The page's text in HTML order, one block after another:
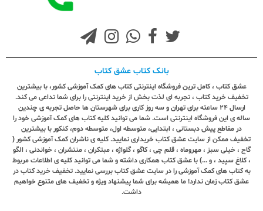
بانک کتاب عشق کتاب
عشق کتاب ، کامل ترین فروشگاه اینترنتی کتاب های کمک آموزشی کشور، با بیشترین
تخفیف خرید کتاب ، تجربه ای لذت بخش از خرید اینترنتی را برای شما تداعی می کند.
ارسال ٢٤ ساعته برای تهران و سه روز کاری برای شهرستان ها حاصل تجربه ی چندین
ساله ی این فروشگاه اینترنتی است. شما می توانید کلیه کتاب های کمک آموزشی خود را
در مقاطع پیش دبستانی ، ابتدایی، متوسطه اول، متوسطه دوم، کنکور با بیشترین
تخفیف ممکن از سایت عشق کتاب خریداری نمایید. کلیه ی ناشران کمک آموزشی کشور (
گاج ، خیلی سبز ، مهروماه ، قلم چی ، کاگو ، گلواژه ، مبتکران ، منتشران ، خواندنی ، الگو
، کلاغ سپید ، و ...) با عشق کتاب همکاری داشته و شما می توانید کلیه ی اطلاعات مربوط
به کتاب های کمک آموزشی را در سایت عشق کتاب بررسی نمایید. تخفیف خرید کتاب در
عشق کتاب زمان ندارد! ما همیشه برای شما پیشنهاد ویژه و تخفیف های متنوع خواهیم
داشت.